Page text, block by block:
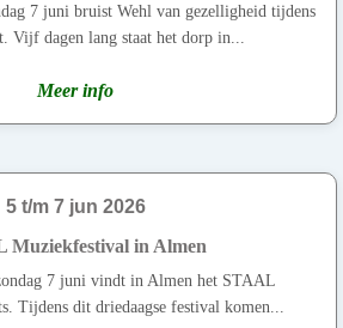
7 juni bruist Wehl van gezelligheid tijdens
Vijf dagen lang staat het dorp in...
Meer info
5 t/m 7 jun 2026
Muziekfestival in Almen
7 juni vindt in Almen het STAAL
Tijdens dit driedaagse festival komen...